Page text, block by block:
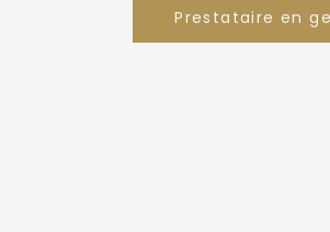
Prestataire en